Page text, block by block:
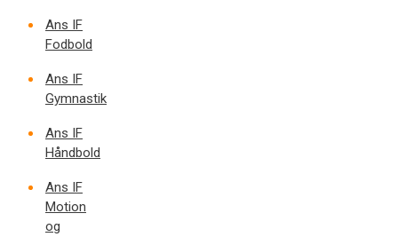
Ans IF
Fodbold
Ans IF
Gymnastik
Ans IF
Håndbold
Ans IF
Motion
og